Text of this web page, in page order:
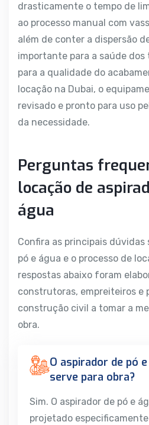
drasticamente o tempo de
ao processo manual com
além de conter a dispersão
importante para a saúde dos
para a qualidade do
locação na Dubai, o
revisado e pronto para uso
da necessidade.
Perguntas
locação de
água
Confira as principais dúvidas
pó e água e o processo de
respostas abaixo foram
construtoras, empreiteiros e
construção civil a tomar a
obra.
O aspirador de pó
serve para obra?
Sim. O aspirador de pó e
projetado